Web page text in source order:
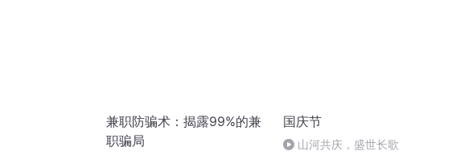
兼职防骗术：揭露99%的兼
职骗局
国庆节
山河共庆，盛世长歌